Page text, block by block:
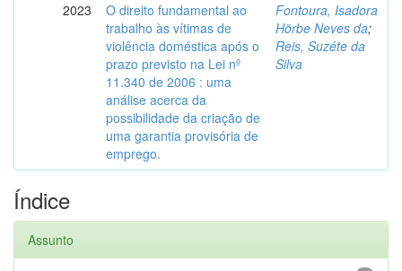
2023
O direito fundamental ao
trabalho às vítimas de
violência doméstica após o
prazo previsto na Lei nº
11.340 de 2006 : uma
análise acerca da
possibilidade da criação de
uma garantia provisória de
emprego.
Fontoura, Isadora
Hörbe Neves da;
Reis, Suzéte da
Silva
Índice
Assunto